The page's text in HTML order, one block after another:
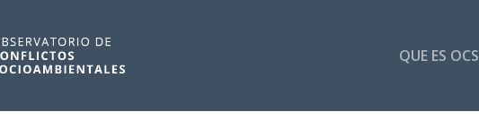
QUE ES